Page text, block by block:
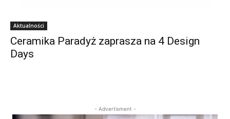
Aktualności
Ceramika Paradyż zaprasza na 4 Design
Days
- Advertisment -